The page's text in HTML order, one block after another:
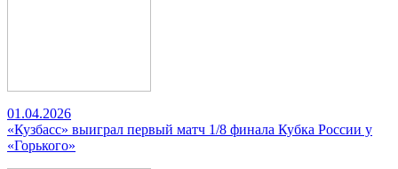
01.04.2026
«Кузбасс» выиграл первый матч 1/8 финала Кубка России у
«Горького»